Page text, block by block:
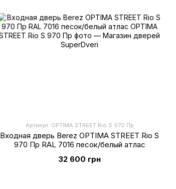
Артикул: OPTIMA STREET Rio S 970 Пр
Входная дверь Berez OPTIMA STREET Rio S
970 Пр RAL 7016 песок/белый атлас
32 600 грн